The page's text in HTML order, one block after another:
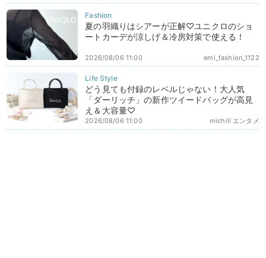
夏の羽織りはシアーが正解♡ユニクロのショ
ートカーデが涼しげ＆冷房対策で使える！
emi_fashion_1122
2026/08/06 11:00
どう見ても付録のレベルじゃない！大人気
「ダーリッチ」の新作ツイードバッグが高見
え＆大容量♡
michill エンタメ
2026/08/06 11:00